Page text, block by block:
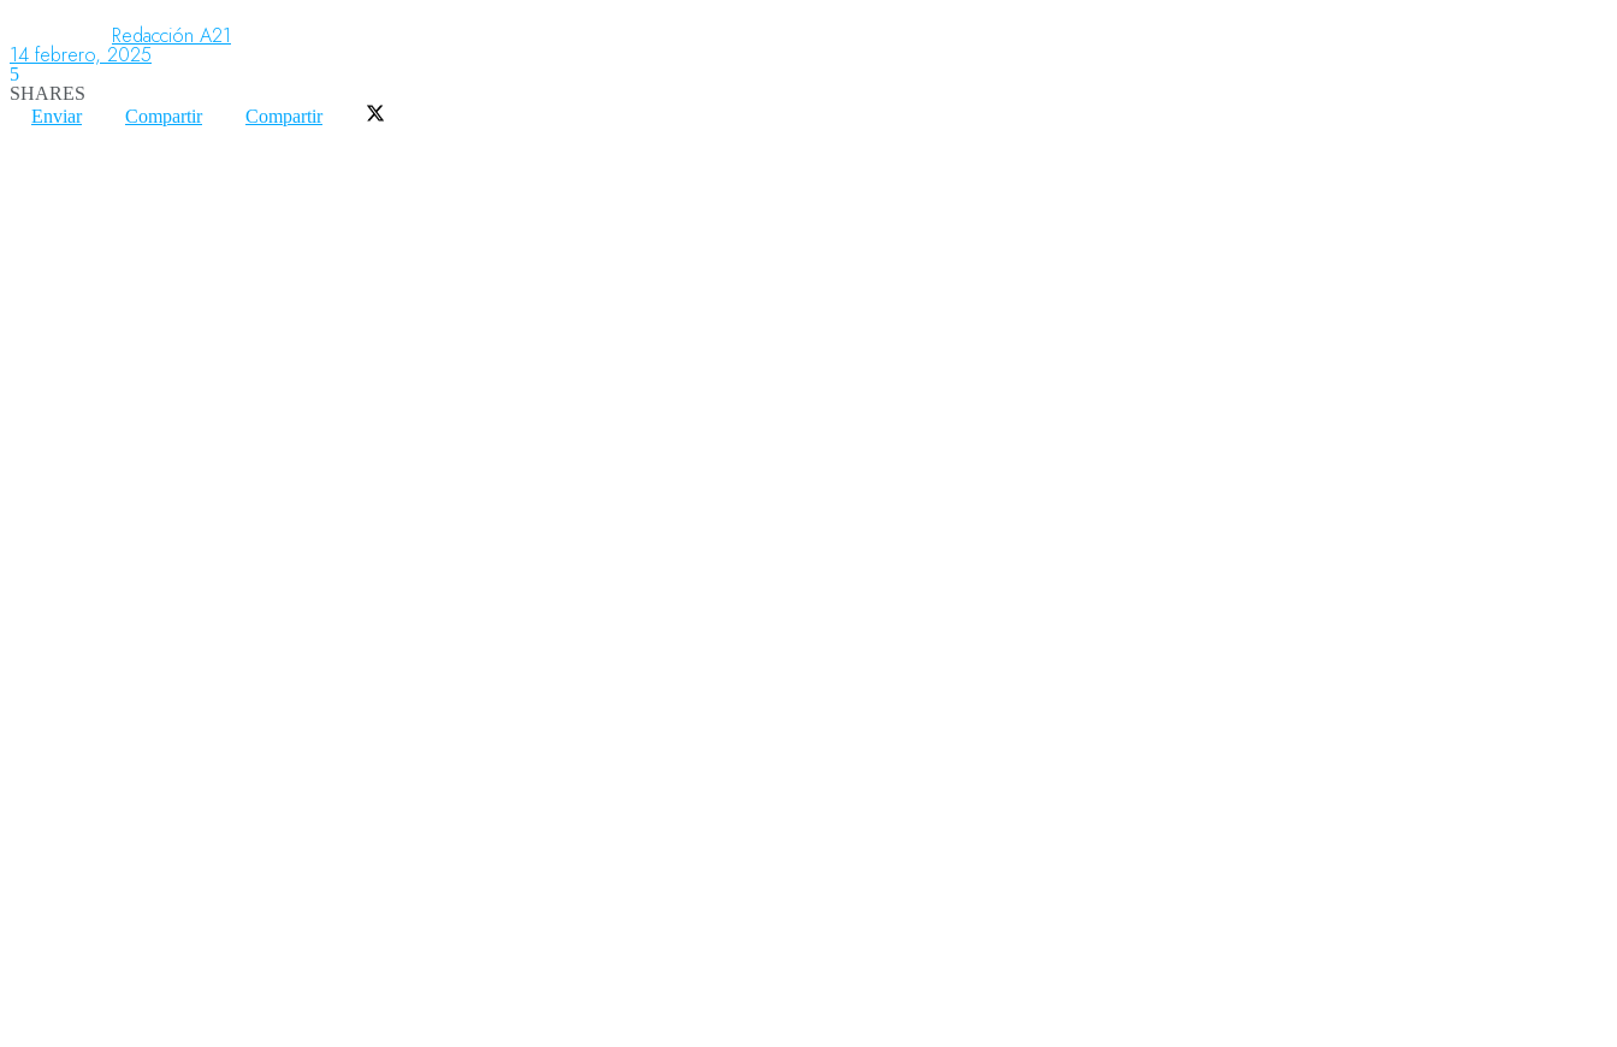
Aeronáutica
Aeropuertos
Redacción A21
14 febrero, 2025
5
SHARES
Enviar
Compartir Compartir